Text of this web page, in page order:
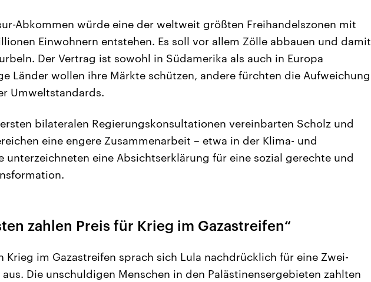
Abkommen würde eine der weltweit größten Freihandelszonen mit
Einwohnern entstehen. Es soll vor allem Zölle abbauen und damit
Der Vertrag ist sowohl in Südamerika als auch in Europa
Länder wollen ihre Märkte schützen, andere fürchten die Aufweichung
Umweltstandards.
bilateralen Regierungskonsultationen vereinbarten Scholz und
eine engere Zusammenarbeit – etwa in der Klima- und
unterzeichneten eine Absichtserklärung für eine sozial gerechte und
zahlen Preis für Krieg im Gazastreifen“
Krieg im Gazastreifen sprach sich Lula nachdrücklich für eine Zwei-
Die unschuldigen Menschen in den Palästinensergebieten zahlten